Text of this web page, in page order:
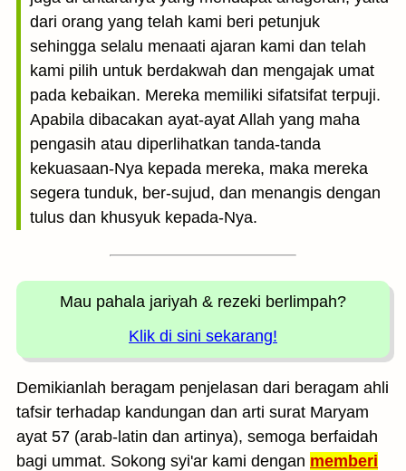
dari orang yang telah kami beri petunjuk
sehingga selalu menaati ajaran kami dan telah
kami pilih untuk berdakwah dan mengajak umat
pada kebaikan. Mereka memiliki sifatsifat terpuji.
Apabila dibacakan ayat-ayat Allah yang maha
pengasih atau diperlihatkan tanda-tanda
kekuasaan-Nya kepada mereka, maka mereka
segera tunduk, ber-sujud, dan menangis dengan
tulus dan khusyuk kepada-Nya.
Mau pahala jariyah & rezeki berlimpah?
Klik di sini sekarang!
Demikianlah beragam penjelasan dari beragam ahli
tafsir terhadap kandungan dan arti surat Maryam
ayat 57 (arab-latin dan artinya), semoga berfaidah
bagi ummat. Sokong syi'ar kami dengan memberi